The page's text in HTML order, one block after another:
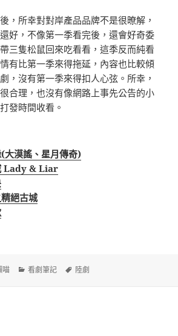
，所幸對對岸產品品牌不是很暸解，
好，不像第一季看完後，還會好奇委
三隻松鼠回來吃看看，這季反而純看
有比第一季來得拖延，內容也比較傾
，沒有第一季來得扣人心弦。所幸，
合理，也沒有像網路上事先公告的小
發時間收看。
大漠謠、星月傳奇)
Lady & Liar
絕古城
喵
分
看劇筆記
標
陸劇